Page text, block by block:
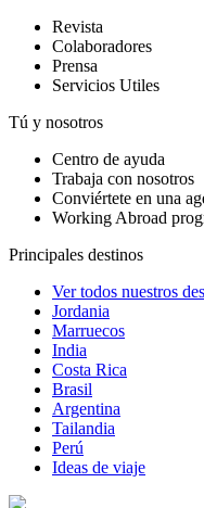
Revista
Colaboradores
Prensa
Servicios Utiles
Tú y nosotros
Centro de ayuda
Trabaja con nosotros
Conviértete en una
Working Abroad
Principales destinos
Ver todos nuestros
Jordania
Marruecos
India
Costa Rica
Brasil
Argentina
Tailandia
Perú
Ideas de viaje